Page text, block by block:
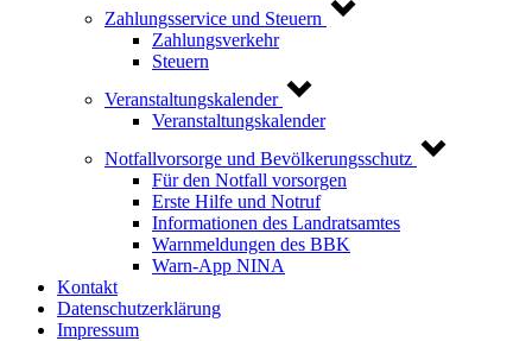
Zahlungsservice und Steuern
Zahlungsverkehr
Steuern
Veranstaltungskalender
Veranstaltungskalender
Notfallvorsorge und Bevölkerungsschutz
Für den Notfall vorsorgen
Erste Hilfe und Notruf
Informationen des Landratsamtes
Warnmeldungen des BBK
Warn-App NINA
Kontakt
Datenschutzerklärung
Impressum